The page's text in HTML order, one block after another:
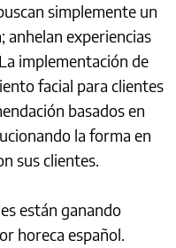
simplemente un
anhelan experiencias
implementación de
facial para clientes
basados en
la forma en
sus clientes.
están ganando
horeca español.